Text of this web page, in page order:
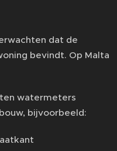
dat de
bevindt. Op Malta
watermeters
bijvoorbeeld: